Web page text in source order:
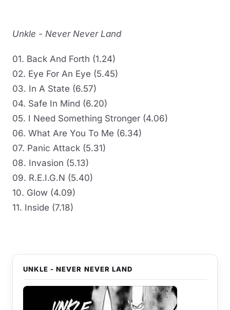
Unkle - Never Never Land
01. Back And Forth (1.24)
02. Eye For An Eye (5.45)
03. In A State (6.57)
04. Safe In Mind (6.20)
05. I Need Something Stronger (4.06)
06. What Are You To Me (6.34)
07. Panic Attack (5.31)
08. Invasion (5.13)
09. R.E.I.G.N (5.40)
10. Glow (4.09)
11. Inside (7.18)
UNKLE - NEVER NEVER LAND